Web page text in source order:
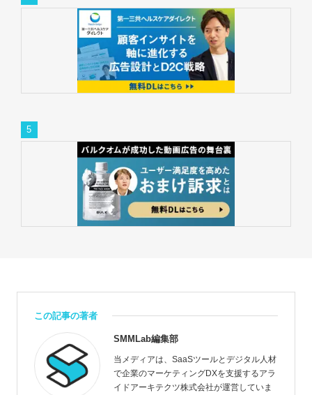
この記事の著者
SMMLab編集部
当メディアは、SaaSツールとデジタル人材
で企業のマーケティングDXを支援するアラ
イドアーキテクツ株式会社が運営していま